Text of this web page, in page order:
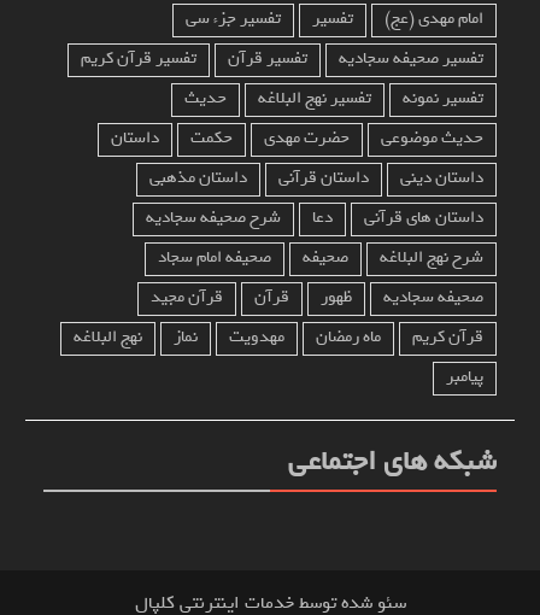
امام مهدی (عج)
تفسیر
تفسیر جزء سی
تفسیر صحیفه سجادیه
تفسیر قرآن
تفسیر قرآن کریم
تفسیر نمونه
تفسیر نهج البلاغه
حدیث
حدیث موضوعی
حضرت مهدی حکمت
داستان
داستان دینی
داستان قرآنی
داستان مذهبی
داستان های قرآنی
دعا
شرح صحیفه سجادیه
شرح نهج البلاغه
صحیفه
صحیفه امام سجاد
صحیفه سجادیه
ظهور قرآن
قرآن مجید
قرآن کریم
ماه رمضان مهدویت نماز
نهج البلاغه
پیامبر
شبکه های اجتماعی
سئو شده توسط خدمات اینترنتی کلپال